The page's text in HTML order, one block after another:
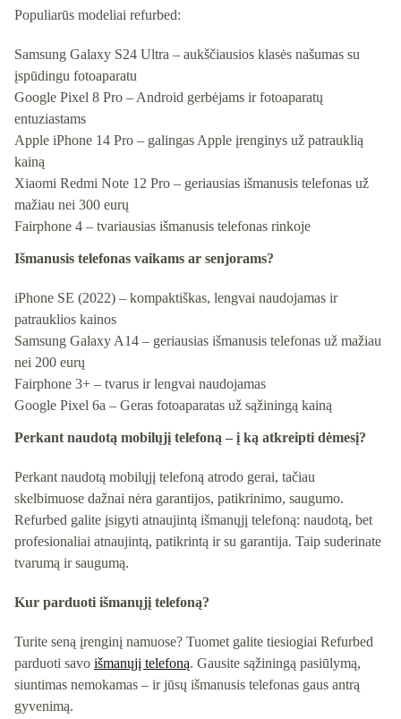
Populiarūs modeliai refurbed:
Samsung Galaxy S24 Ultra – aukščiausios klasės našumas su
įspūdingu fotoaparatu
Google Pixel 8 Pro – Android gerbėjams ir fotoaparatų
entuziastams
Apple iPhone 14 Pro – galingas Apple įrenginys už patrauklią
kainą
Xiaomi Redmi Note 12 Pro – geriausias išmanusis telefonas už
mažiau nei 300 eurų
Fairphone 4 – tvariausias išmanusis telefonas rinkoje
Išmanusis telefonas vaikams ar senjorams?
iPhone SE (2022) – kompaktiškas, lengvai naudojamas ir
patrauklios kainos
Samsung Galaxy A14 – geriausias išmanusis telefonas už mažiau
nei 200 eurų
Fairphone 3+ – tvarus ir lengvai naudojamas
Google Pixel 6a – Geras fotoaparatas už sąžiningą kainą
Perkant naudotą mobilųjį telefoną – į ką atkreipti dėmesį?
Perkant naudotą mobilųjį telefoną atrodo gerai, tačiau
skelbimuose dažnai nėra garantijos, patikrinimo, saugumo.
Refurbed galite įsigyti atnaujintą išmanųjį telefoną: naudotą, bet
profesionaliai atnaujintą, patikrintą ir su garantija. Taip suderinate
tvarumą ir saugumą.
Kur parduoti išmanųjį telefoną?
Turite seną įrenginį namuose? Tuomet galite tiesiogiai Refurbed
parduoti savo išmanųjį telefoną. Gausite sąžiningą pasiūlymą,
siuntimas nemokamas – ir jūsų išmanusis telefonas gaus antrą
gyvenimą.